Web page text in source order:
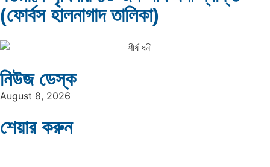
দক্ষিণ এশিয়ায় ‘জেন-জি’ বিপ্লব: বাংলাদেশ,
…
বিশেষ ইন-ডেপ্থ রিপোর্ট: ক্রীড়া উৎসবে…
(ফোর্বস হালনাগাদ তালিকা)
নিউজ ডেস্ক
August 8, 2026
শেয়ার করুন